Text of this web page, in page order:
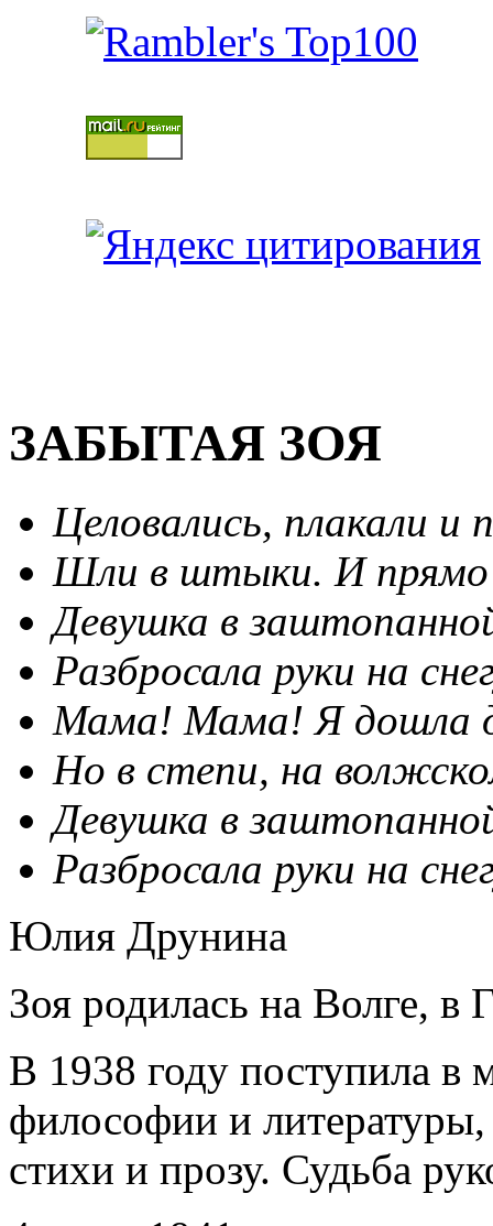
ЗАБЫТАЯ ЗОЯ
Целовались, плакали и
Шли в штыки. И прямо
Девушка в
Разбросала руки на
Мама! Мама! Я дошла
Но в степи, на
Девушка в
Разбросала руки на
Юлия Друнина
Зоя родилась на Волге, в
В 1938 году поступила в
философии и
стихи и прозу. Судьба